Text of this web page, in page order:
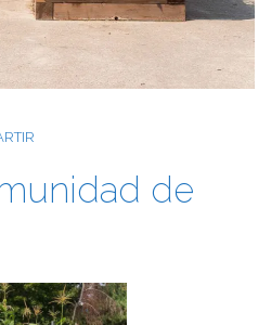
de